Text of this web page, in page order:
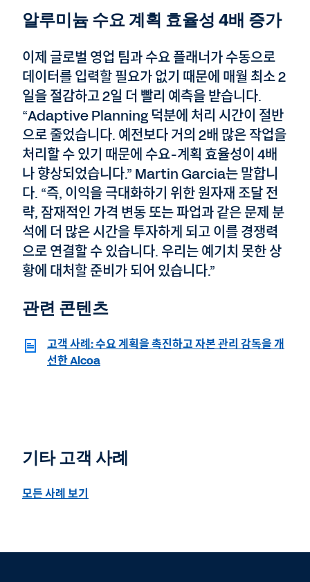
알루미늄 수요 계획 효율성 4배 증가
이제 글로벌 영업 팀과 수요 플래너가 수동으로
데이터를 입력할 필요가 없기 때문에 매월 최소 2
일을 절감하고 2일 더 빨리 예측을 받습니다.
“Adaptive Planning 덕분에 처리 시간이 절반
으로 줄었습니다. 예전보다 거의 2배 많은 작업을
처리할 수 있기 때문에 수요-계획 효율성이 4배
나 향상되었습니다.” Martin Garcia는 말합니
다. “즉, 이익을 극대화하기 위한 원자재 조달 전
략, 잠재적인 가격 변동 또는 파업과 같은 문제 분
석에 더 많은 시간을 투자하게 되고 이를 경쟁력
으로 연결할 수 있습니다. 우리는 예기치 못한 상
황에 대처할 준비가 되어 있습니다.”
관련 콘텐츠
고객 사례: 수요 계획을 촉진하고 자본 관리 감독을 개
선한 Alcoa
기타 고객 사례
모든 사례 보기